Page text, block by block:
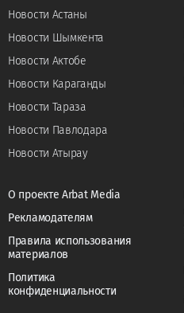
Новости Астаны
Новости Шымкента
Новости Актобе
Новости Караганды
Новости Тараза
Новости Павлодара
Новости Атырау
О проекте Arbat Media
Рекламодателям
Правила использования
материалов
Политика
конфиденциальности